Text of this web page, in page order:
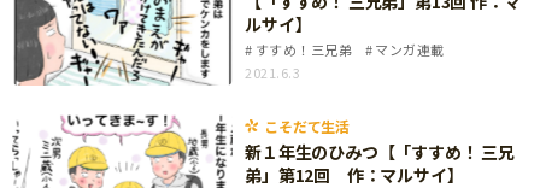
ルサイ】
すすめ！三兄弟
マンガ連載
2021.6.3
こそだて生活
新１年生のひみつ【「すすめ！ 三兄
弟」第12回 作：マルサイ】